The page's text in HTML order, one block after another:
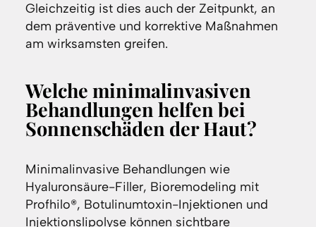
Gleichzeitig ist dies auch der Zeitpunkt, an
dem präventive und korrektive Maßnahmen
am wirksamsten greifen.
Welche minimalinvasiven
Behandlungen helfen bei
Sonnenschäden der Haut?
Minimalinvasive Behandlungen wie
Hyaluronsäure-Filler, Bioremodeling mit
Profhilo®, Botulinumtoxin-Injektionen und
Injektionslipolyse können sichtbare